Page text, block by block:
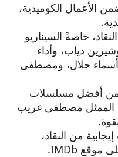
الأعمال الكوميدية،
خاصةً السيناريو
دياب، وأداء
أسماء جلال، ومصطفى
أفضل مسلسلات
ويُرشح الممثل مصطفى غريب
من النقاد،